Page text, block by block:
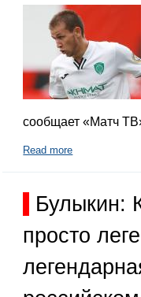
сообщает «Матч
Read more
Булыкин:
просто